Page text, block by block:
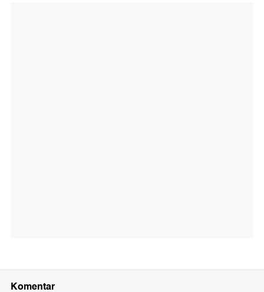
Komentar